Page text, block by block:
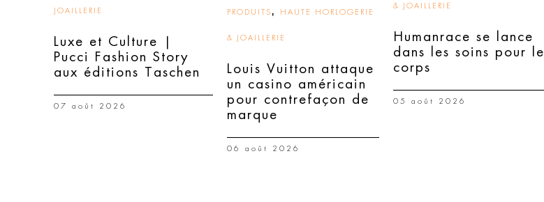
JOAILLERIE
Luxe et Culture |
Pucci Fashion Story
aux éditions Taschen
07 août 2026
PRODUITS, HAUTE HORLOGERIE
& JOAILLERIE
Louis Vuitton attaque
un casino américain
pour contrefaçon de
marque
06 août 2026
& JOAILLERIE
Humanrace se lance
dans les soins pour le
corps
05 août 2026